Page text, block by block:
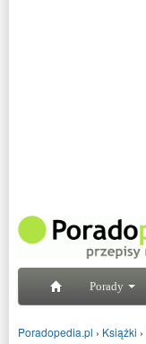
Porady
Poradopedia.pl › Książki ›